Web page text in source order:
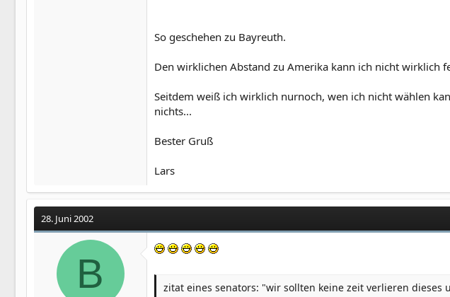
So geschehen zu Bayreuth.
Den wirklichen Abstand zu Amerika kann ich nicht wirklich
Seitdem weiß ich wirklich nurnoch, wen ich nicht wählen
nichts...
Bester Gruß
Lars
28. Juni 2002
B zitat eines senators: "wir sollten keine zeit verlieren